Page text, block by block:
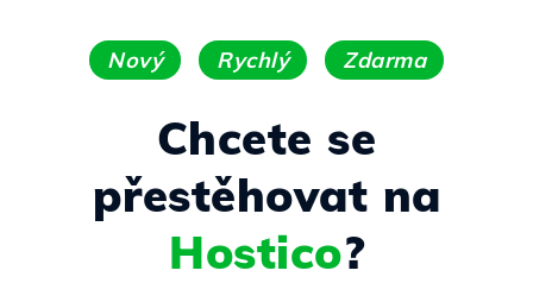
Nový Rychlý Zdarma
Chcete se
přestěhovat na
Hostico?